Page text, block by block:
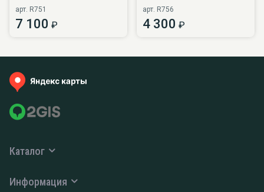
арт. R751
7 100 ₽
арт. R756
4 300 ₽
Каталог
Информация